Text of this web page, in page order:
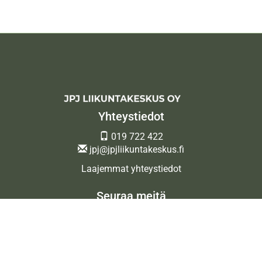
Yhteystiedot
019 722 422
jpj@jpjliikuntakeskus.fi
Laajemmat yhteystiedot
Seuraa meitä